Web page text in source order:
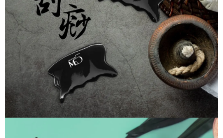
1.分期款項不併入電信帳單，「大哥付你分期」於每月結算日後寄送繳費提
醒簡訊。
2.透過簡訊連結打開帳單後，可選擇「超商條碼／台灣大直營門市／銀行轉
帳／街口支付／iPASS MONEY」等通路繳費。
【注意事項】
1.本服務係由「台灣大哥大股份有限公司」（以下簡稱本公司）所提供，讓
用戶於交易時，得透過本服務購買商品或服務，並由商店將買賣／分期付款
買賣價金債權讓與本公司後，依約使用本公司帳單繳交帳款。
2.基於同意付款使用「大哥付你分期」之契約關係目的，商店將以您的個人
資料（包含姓名、電話或地址）提供予台灣大哥大進項蒐集、處理及利用，
由本公司與您本人進行分期帳單所需資料之確認、核對及更正。
3.完整用戶服務條款，請詳閱以下連結：https://oppay.tw/userRule
【「AFTEE先享後付」結帳流程】
１．於結帳方式選擇「AFTEE先享後付」後，將跳轉至「AFTEE先享後付」
結帳頁面，進行簡訊認證並確認金額後，即可完成結帳。
２．訂單成立數日內，您將收到繳費通知簡訊。
３．收到繳費通知簡訊後14天內，點擊此簡訊中的連結，可透過四大超商／
ATM／網路銀行／等多元方式進行付款，方視為交易完成。
※ 請注意：結帳手續完成當下不需立刻繳費，但若您需要取消訂單，請聯絡
購買商品的店家。未經商家同意取消之訂單仍視為有效，需透過AFTEE先享
後付繳納相關費用。
※ 交易是否成功請以「AFTEE先享後付 」之結帳頁面顯示為準，若有關於
是否繳費成功／繳費後需取消欲退款等相關疑問，請聯繫「AFTEE先享後付
客戶支援中心」 https://netprotections.freshdesk.com/support/home
１．透過由恩沛科技股份有限公司提供之「AFTEE先享後付」服務完成之交
每筆NT$70，滿NT$899(含以上)免運費
付款後7-11取貨
每筆NT$70，滿NT$899(含以上)免運費
宅配
每筆NT$100，滿NT$1,000(含以上)免運費
京站台北店客服中心(1F星巴克旁) 即日起不提供京站紙袋，取件時
請自備購物袋，若需購買紙袋可現場詢問
免運費